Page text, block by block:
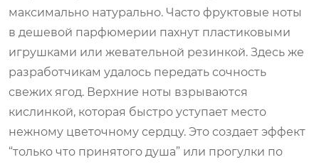
максимально натурально. Часто фруктовые ноты
в дешевой парфюмерии пахнут пластиковыми
игрушками или жевательной резинкой. Здесь же
разработчикам удалось передать сочность
свежих ягод. Верхние ноты взрываются
кислинкой, которая быстро уступает место
нежному цветочному сердцу. Это создает эффект
“только что принятого душа” или прогулки по